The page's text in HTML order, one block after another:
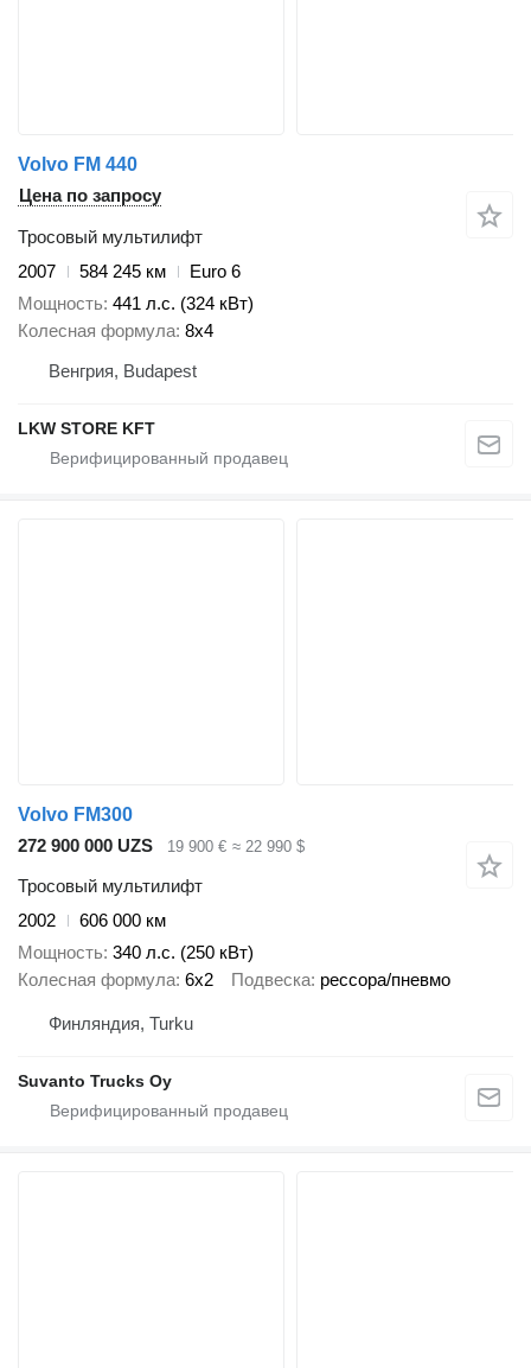
Volvo FM 440
Цена по запросу
Тросовый мультилифт
2007
584 245 км
Euro 6
Мощность 441 л.с. (324 кВт)
Колесная формула 8x4
Венгрия, Budapest
LKW STORE KFT
Volvo FM300
272 900 000 UZS
19 900 € ≈ 22 990 $
Тросовый мультилифт
2002
606 000 км
Мощность 340 л.с. (250 кВт)
Колесная формула 6x2 Подвеска рессора/пневмо
Финляндия, Turku
Suvanto Trucks Oy